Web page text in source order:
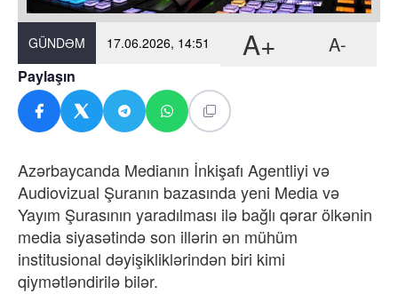
GÜNDƏM 17.06.2026, 14:51 A+ A-
Paylaşın
Azərbaycanda Medianın İnkişafı Agentliyi və
Audiovizual Şuranın bazasında yeni Media və
Yayım Şurasının yaradılması ilə bağlı qərar ölkənin
media siyasətində son illərin ən mühüm
institusional dəyişikliklərindən biri kimi
qiymətləndirilə bilər.